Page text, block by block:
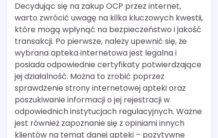
Decydując się na zakup OCP przez internet,
warto zwrócić uwagę na kilka kluczowych kwestii,
które mogą wpłynąć na bezpieczeństwo i jakość
transakcji. Po pierwsze, należy upewnić się, że
wybrana apteka internetowa jest legalna i
posiada odpowiednie certyfikaty potwierdzające
jej działalność. Można to zrobić poprzez
sprawdzenie strony internetowej apteki oraz
poszukiwanie informacji o jej rejestracji w
odpowiednich instytucjach regulacyjnych. Ważne
jest również zapoznanie się z opiniami innych
klientów na temat danej apteki – pozytywne